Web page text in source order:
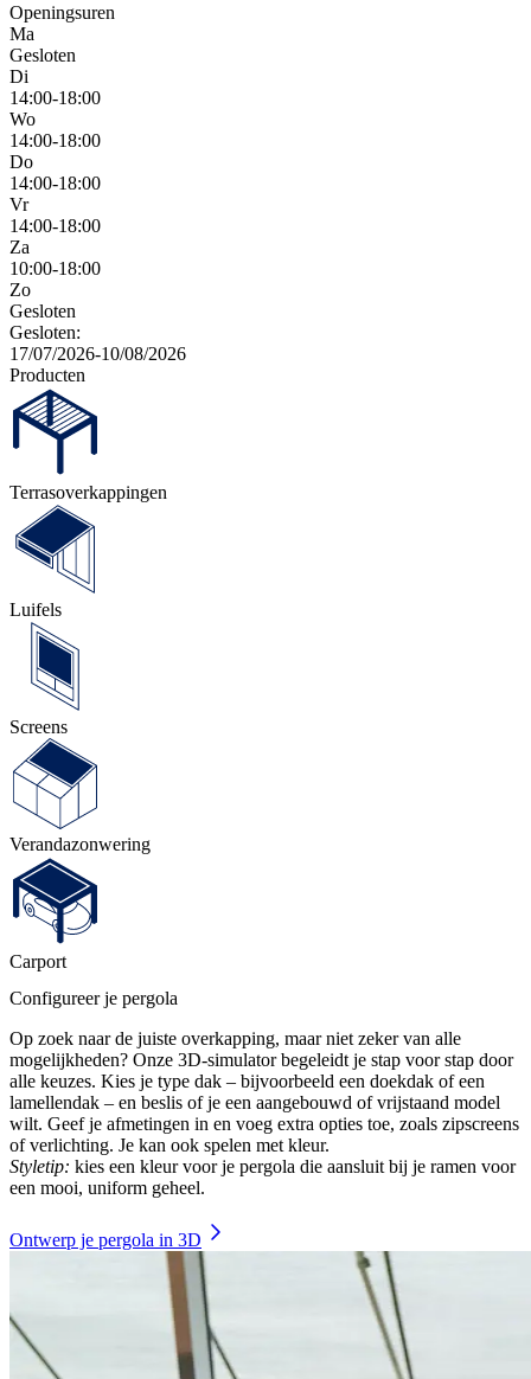
Openingsuren
Ma
Gesloten
Di
14:00-18:00
Wo
14:00-18:00
Do
14:00-18:00
Vr
14:00-18:00
Za
10:00-18:00
Zo
Gesloten
Gesloten:
17/07/2026-10/08/2026
Producten
Terras­overkappingen
Luifels
Screens
Veranda­zonwering
Carport
Configureer je pergola
Op zoek naar de juiste overkapping, maar niet zeker van alle
mogelijkheden? Onze 3D-simulator begeleidt je stap voor stap door
alle keuzes. Kies je type dak – bijvoorbeeld een doekdak of een
lamellendak – en beslis of je een aangebouwd of vrijstaand model
wilt. Geef je afmetingen in en voeg extra opties toe, zoals zipscreens
of verlichting. Je kan ook spelen met kleur.
Styletip: kies een kleur voor je pergola die aansluit bij je ramen voor
een mooi, uniform geheel.
Ontwerp je pergola in 3D